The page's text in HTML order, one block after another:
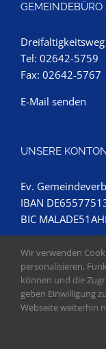
GEMEINDEBÜRO
Tel: 02642-5759
Fax: 02642-5767
E-Mail senden
UNSERE
Ev.
IBAN
BIC
Copyright 2018 |
Wir verwenden
personalisieren,
können und die
geben Einwilligung
Webseite weiterhin